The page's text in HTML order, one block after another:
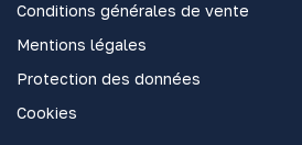
Conditions générales de vente
Mentions légales
Protection des données
Cookies